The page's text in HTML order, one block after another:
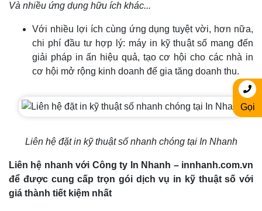
Và nhiều ứng dụng hữu ích khác...
Với nhiều lợi ích cùng ứng dụng tuyệt vời, hơn nữa,
chi phí đầu tư hợp lý: máy in kỹ thuật số mang đến
giải pháp in ấn hiệu quả, tạo cơ hội cho các nhà in
cơ hội mở rộng kinh doanh để gia tăng doanh thu.
Liên hệ đặt in kỹ thuật số nhanh chóng tại In Nhanh
Liên hệ nhanh với Công ty In Nhanh – innhanh.com.vn
để được cung cấp trọn gói dịch vụ in kỹ thuật số với
giá thành tiết kiệm nhất
Gọi